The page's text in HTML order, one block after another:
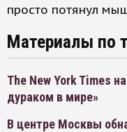
просто потянул
Материалы по
The New York Times
дураком в мире»
В центре Москвы